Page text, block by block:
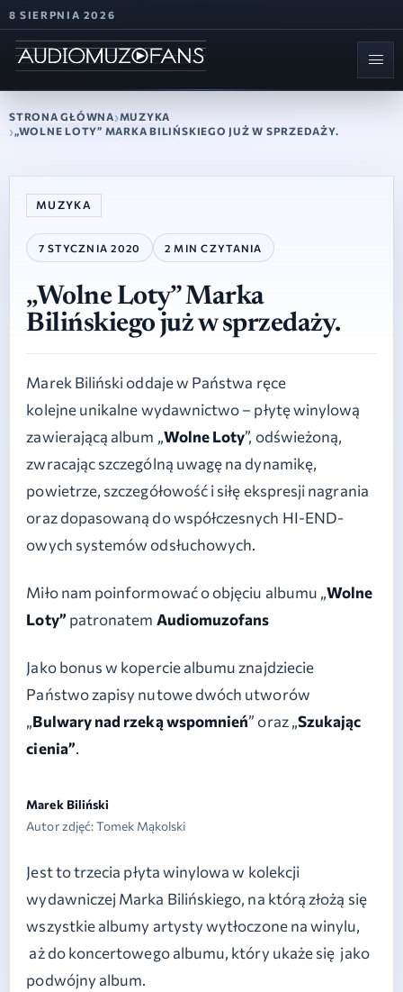
8 SIERPNIA 2026
STRONA GŁÓWNA MUZYKA
„WOLNE LOTY” MARKA BILIŃSKIEGO JUŻ W SPRZEDAŻY.
MUZYKA
7 STYCZNIA 2020 2 MIN CZYTANIA
„Wolne Loty” Marka
Bilińskiego już w sprzedaży.
Marek Biliński oddaje w Państwa ręce
kolejne unikalne wydawnictwo – płytę winylową
zawierającą album „Wolne Loty”, odświeżoną,
zwracając szczególną uwagę na dynamikę,
powietrze, szczegółowość i siłę ekspresji nagrania
oraz dopasowaną do współczesnych HI-END-
owych systemów odsłuchowych.
Miło nam poinformować o objęciu albumu „Wolne
Loty” patronatem Audiomuzofans
Jako bonus w kopercie albumu znajdziecie
Państwo zapisy nutowe dwóch utworów
„Bulwary nad rzeką wspomnień” oraz „Szukając
cienia”.
Marek Biliński
Autor zdjęć: Tomek Mąkolski
Jest to trzecia płyta winylowa w kolekcji
wydawniczej Marka Bilińskiego, na którą złożą się
wszystkie albumy artysty wytłoczone na winylu,
aż do koncertowego albumu, który ukaże się jako
podwójny album.